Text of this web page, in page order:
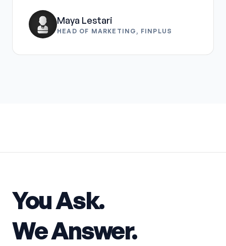
Maya Lestari
HEAD OF MARKETING, FINPLUS
You Ask.
We Answer.